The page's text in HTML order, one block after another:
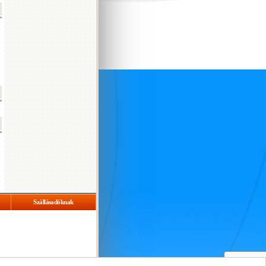
Szállásadóknak